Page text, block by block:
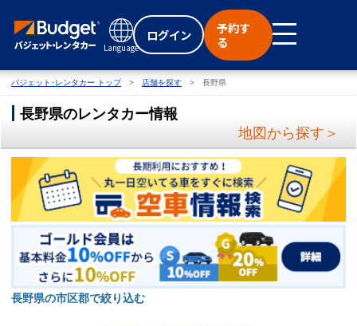
Language
ログイン
予約す
る
バジェット･レンタカー トップ 店舗を探す 長野県
長野県のレンタカー情報
地図から探す＞
長野県の市区郡で絞り込む